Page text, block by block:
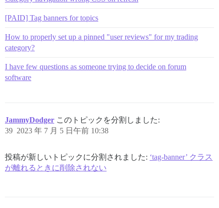
[PAID] Tag banners for topics
How to properly set up a pinned "user reviews" for my trading
category?
I have few questions as someone trying to decide on forum
software
JammyDodger このトピックを分割しました:
2023 年 7 月 5 日午前 10:38
39
投稿が新しいトピックに分割されました: ‘tag-banner’ クラス
が離れるときに削除されない